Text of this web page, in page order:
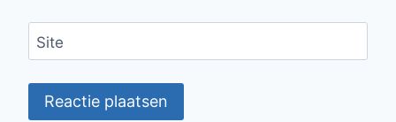
Site